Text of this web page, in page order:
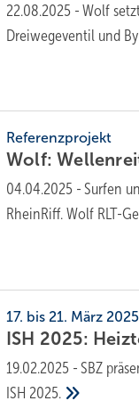
22.08.2025 - Wolf
Dreiwegeventil und
Referenzprojekt
Wolf:
04.04.2025 - Surfen
RheinRiff. Wolf RLT-
17. bis 21. März
ISH 2025:
19.02.2025 - SBZ
ISH 2025.